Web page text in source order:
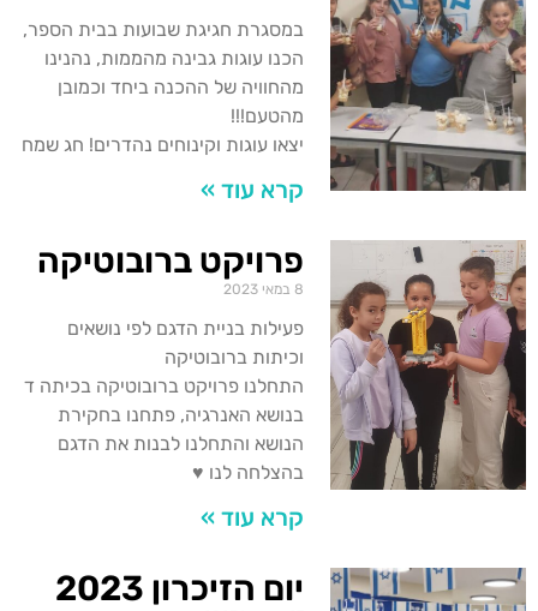
במסגרת חגיגת שבועות בבית הספר,
הכנו עוגות גבינה מהממות, נהנינו
מהחוויה של ההכנה ביחד וכמובן
מהטעם!!!
יצאו עוגות וקינוחים נהדרים! חג שמח
קרא עוד »
פרויקט ברובוטיקה
8 במאי 2023
פעילות בניית הדגם לפי נושאים
וכיתות ברובוטיקה
התחלנו פרויקט ברובוטיקה בכיתה ד
בנושא האנרגיה, פתחנו בחקירת
הנושא והתחלנו לבנות את הדגם
בהצלחה לנו ♥️
קרא עוד »
יום הזיכרון 2023